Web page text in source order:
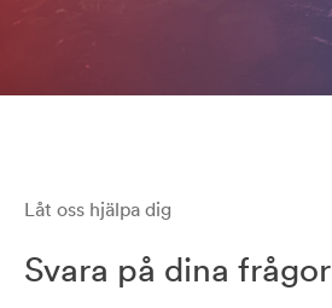
Låt oss hjälpa dig
Svara på dina frågor